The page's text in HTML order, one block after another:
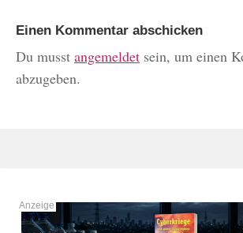
Einen Kommentar abschicken
Du musst angemeldet sein, um einen
abzugeben.